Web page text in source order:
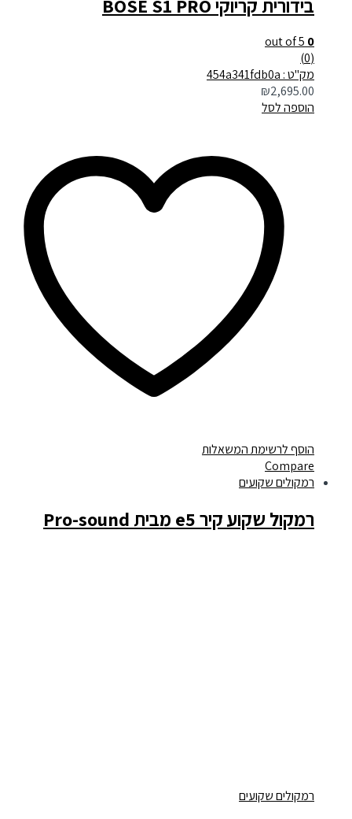
בידורית קריוקי BOSE S1 PRO
0
out of 5
מק"ט : 454a341fdb0a
₪2,695.00
הוספה לסל
הוסף לרשימת המשאלות
Compare
רמקולים שקועים
רמקול שקוע קיר e5 מבית Pro-sound
רמקולים שקועים